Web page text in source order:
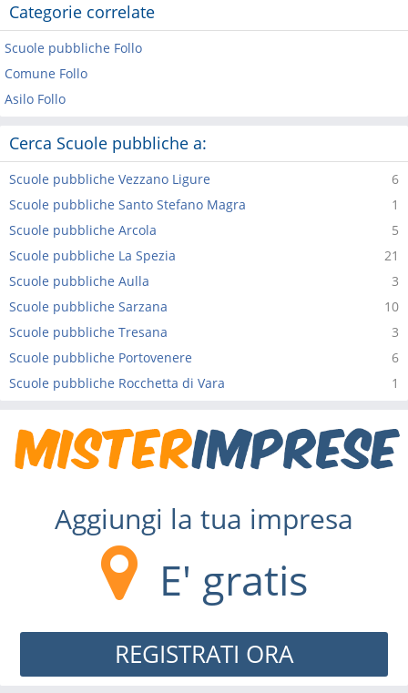
Categorie correlate
Scuole pubbliche Follo
Comune Follo
Asilo Follo
Cerca Scuole pubbliche a:
6
Scuole pubbliche Vezzano Ligure
1
Scuole pubbliche Santo Stefano Magra
5
Scuole pubbliche Arcola
21
Scuole pubbliche La Spezia
3
Scuole pubbliche Aulla
10
Scuole pubbliche Sarzana
3
Scuole pubbliche Tresana
6
Scuole pubbliche Portovenere
1
Scuole pubbliche Rocchetta di Vara
Aggiungi la tua impresa
E' gratis
REGISTRATI ORA